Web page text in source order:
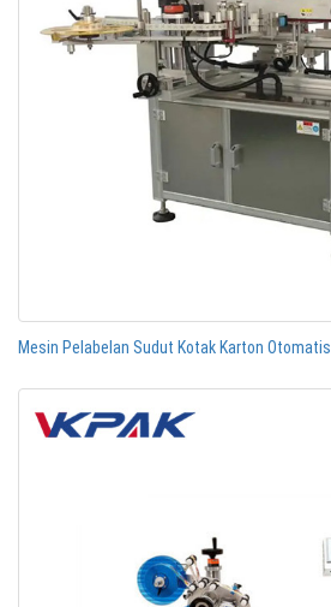
Mesin Pelabelan Sudut Kotak Karton Otomatis